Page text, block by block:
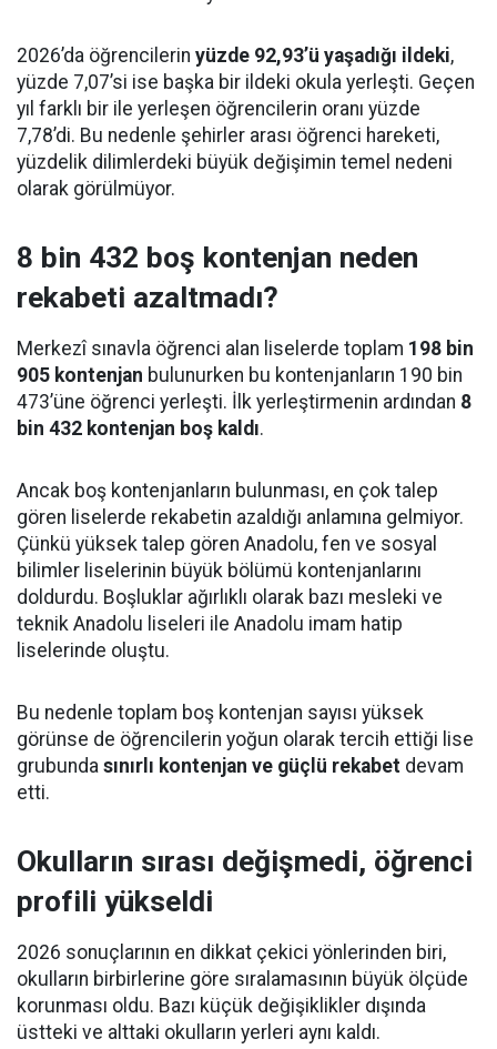
2026’da öğrencilerin yüzde 92,93’ü yaşadığı ildeki,
yüzde 7,07’si ise başka bir ildeki okula yerleşti. Geçen
yıl farklı bir ile yerleşen öğrencilerin oranı yüzde
7,78’di. Bu nedenle şehirler arası öğrenci hareketi,
yüzdelik dilimlerdeki büyük değişimin temel nedeni
olarak görülmüyor.
8 bin 432 boş kontenjan neden
rekabeti azaltmadı?
Merkezî sınavla öğrenci alan liselerde toplam 198 bin
905 kontenjan bulunurken bu kontenjanların 190 bin
473’üne öğrenci yerleşti. İlk yerleştirmenin ardından 8
bin 432 kontenjan boş kaldı.
Ancak boş kontenjanların bulunması, en çok talep
gören liselerde rekabetin azaldığı anlamına gelmiyor.
Çünkü yüksek talep gören Anadolu, fen ve sosyal
bilimler liselerinin büyük bölümü kontenjanlarını
doldurdu. Boşluklar ağırlıklı olarak bazı mesleki ve
teknik Anadolu liseleri ile Anadolu imam hatip
liselerinde oluştu.
Bu nedenle toplam boş kontenjan sayısı yüksek
görünse de öğrencilerin yoğun olarak tercih ettiği lise
grubunda sınırlı kontenjan ve güçlü rekabet devam
etti.
Okulların sırası değişmedi, öğrenci
profili yükseldi
2026 sonuçlarının en dikkat çekici yönlerinden biri,
okulların birbirlerine göre sıralamasının büyük ölçüde
korunması oldu. Bazı küçük değişiklikler dışında
üstteki ve alttaki okulların yerleri aynı kaldı.